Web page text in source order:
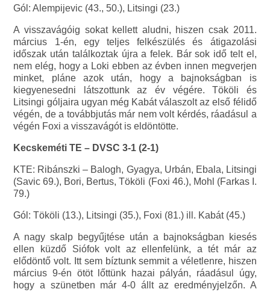
Gól: Alempijevic (43., 50.), Litsingi (23.)
A visszavágóig sokat kellett aludni, hiszen csak 2011.
március 1-én, egy teljes felkészülés és átigazolási
időszak után találkoztak újra a felek. Bár sok idő telt el,
nem elég, hogy a Loki ebben az évben innen megverjen
minket, pláne azok után, hogy a bajnokságban is
kiegyenesedni látszottunk az év végére. Tököli és
Litsingi góljaira ugyan még Kabát válaszolt az első félidő
végén, de a továbbjutás már nem volt kérdés, ráadásul a
végén Foxi a visszavágót is eldöntötte.
Kecskeméti TE – DVSC 3-1 (2-1)
KTE: Ribánszki – Balogh, Gyagya, Urbán, Ebala, Litsingi
(Savic 69.), Bori, Bertus, Tököli (Foxi 46.), Mohl (Farkas I.
79.)
Gól: Tököli (13.), Litsingi (35.), Foxi (81.) ill. Kabát (45.)
A nagy skalp begyűjtése után a bajnokságban kiesés
ellen küzdő Siófok volt az ellenfelünk, a tét már az
elődöntő volt. Itt sem bíztunk semmit a véletlenre, hiszen
március 9-én ötöt lőttünk hazai pályán, ráadásul úgy,
hogy a szünetben már 4-0 állt az eredményjelzőn. A